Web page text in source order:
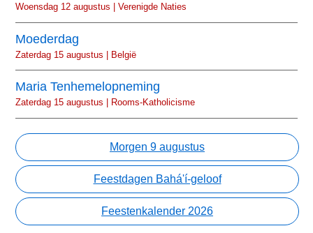
Woensdag 12 augustus | Verenigde Naties
Moederdag
Zaterdag 15 augustus | België
Maria Tenhemelopneming
Zaterdag 15 augustus | Rooms-Katholicisme
Morgen 9 augustus
Feestdagen Bahá'í-geloof
Feestenkalender 2026